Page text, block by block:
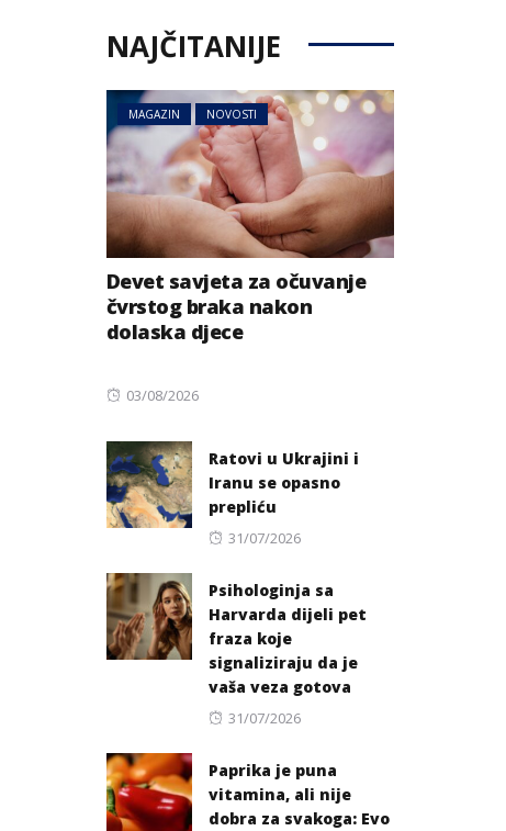
NAJČITANIJE
MAGAZIN NOVOSTI
Devet savjeta za očuvanje
čvrstog braka nakon
dolaska djece
Posted
03/08/2026
Ratovi u Ukrajini i
Iranu se opasno
prepliću
Posted
31/07/2026
Psihologinja sa
Harvarda dijeli pet
fraza koje
signaliziraju da je
vaša veza gotova
Posted
31/07/2026
Paprika je puna
vitamina, ali nije
dobra za svakoga: Evo